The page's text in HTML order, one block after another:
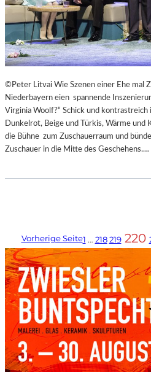
©Peter Litvai Wie Szenen einer Ehe mal
Niederbayern eien spannende
Virginia Woolf?“ Schick und
Dunkelrot, Beige und Türkis, Wärme und
die Bühne zum Zuschauerraum und
Zuschauer in die Mitte des Geschehens.…
Vorherige Seite1 … 218 219 220